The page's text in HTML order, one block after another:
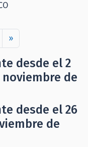
»
desde el 2
de
desde el 26
de